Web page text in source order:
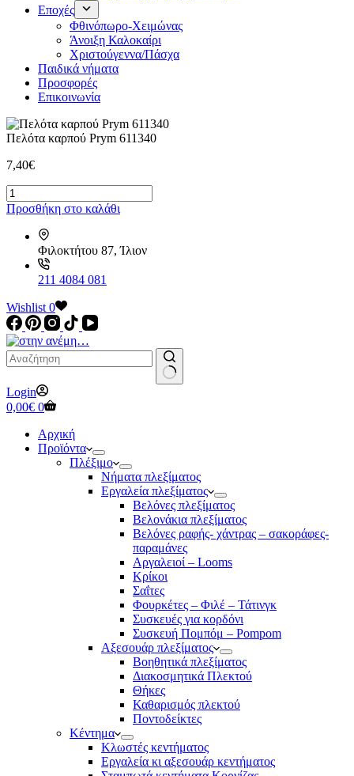
Εποχές
Φθινόπωρο-Χειμώνας
Άνοιξη Καλοκαίρι
Χριστούγεννα/Πάσχα
Παιδικά νήματα
Προσφορές
Επικοινωνία
Πελότα καρπού Prym 611340
7,40€
Πελότα
καρπού
Prym
611340
ποσότητα
Προσθήκη στο καλάθι
Φιλοκτήτου 87, Ίλιον
211 4084 081
Wishlist 0
No
results
Login
Καλάθι
0,00€ 0
Αρχική
Προϊόντα
Πλέξιμο
Νήματα πλεξίματος
Εργαλεία πλεξίματος
Βελόνες πλεξίματος
Βελονάκια πλεξίματος
Βελόνες ραφής- χάντρας – σακοράφες-
παραμάνες
Αργαλειοί – Looms
Κρίκοι
Σαΐτες
Φουρκέτες – Φιλέ – Τάτινγκ
Συσκευές για κορδόνι
Συσκευή Πομπόμ – Pompom
Αξεσουάρ πλεξίματος
Βοηθητικά πλεξίματος
Διακοσμητικά Πλεκτού
Θήκες
Καθαρισμός πλεκτού
Ποντοδείκτες
Κέντημα
Κλωστές κεντήματος
Eργαλεία κι αξεσουάρ κεντήματος